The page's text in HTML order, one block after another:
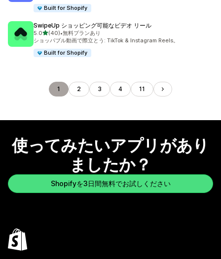
Built for Shopify
SwipeUp ショッピング可能なビデオ リール
5.05つ星中
(40)
合計レビュー数：40件
•無料プランあり
ショッパブル動画で際立とう: TikTok & Instagram Reels。
Built for Shopify
1 2 3 4 11
使ってみたいアプリがあり
ましたか？
Shopifyを3日間無料でお試しください